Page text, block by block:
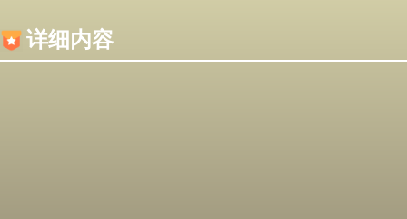
详细内容